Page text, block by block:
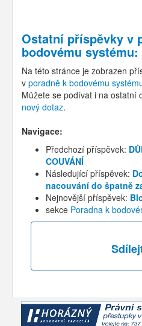
Ostatní příspěvky v
bodovému systému:
Na této stránce je zobrazen
v poradně k bodovému
Můžete se podívat i na ostatní
nový dotaz.
Navigace:
Předchozí příspěvek:
COUVÁNÍ
Následující příspěvek:
nacouvání do špatně
Nejnovější příspěvek:
sekce Poradna k